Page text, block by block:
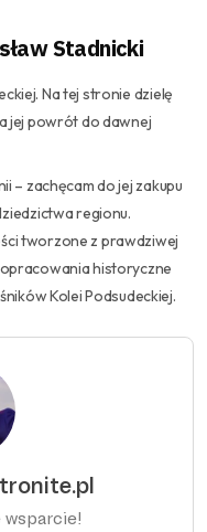
Stadnicki
Na tej stronie dzielę
jej powrót do dawnej
– zachęcam do jej zakupu
regionu.
tworzone z prawdziwej
historyczne
Kolei Podsudeckiej.